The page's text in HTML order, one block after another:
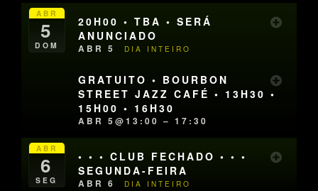
ABR
5
DOM
20H00 • TBA • SERÁ
ANUNCIADO
ABR 5 DIA INTEIRO
GRATUITO • BOURBON
STREET JAZZ CAFÉ • 13H30 •
15H00 • 16H30
ABR 5@13:00 – 17:30
ABR
6
SEG
• • • CLUB FECHADO • • •
SEGUNDA-FEIRA
ABR 6 DIA INTEIRO